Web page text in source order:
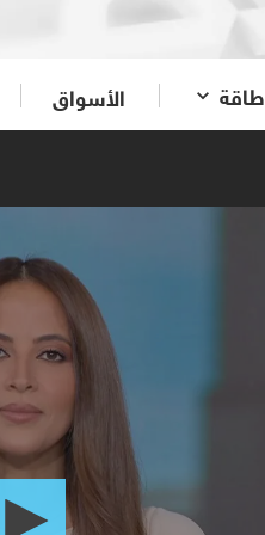
طاقة الأسواق